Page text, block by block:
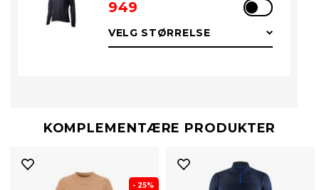
949
KOMPLEMENTÆRE PRODUKTER
- 25%